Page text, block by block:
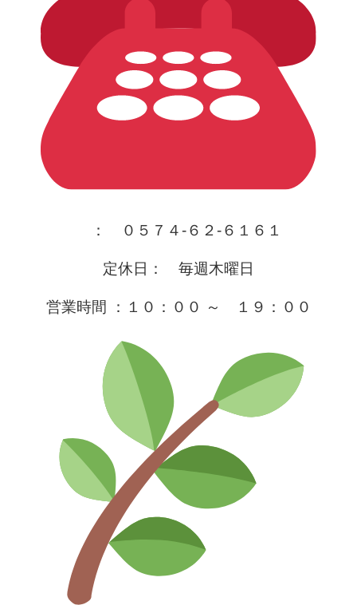
：　０５７４-６２-６１６１
定休日：　毎週木曜日
営業時間 ：１０：００ ～　１９：００